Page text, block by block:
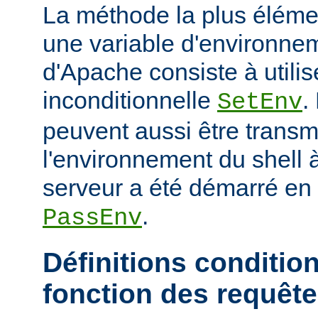
La méthode la plus
une variable
d'Apache consiste à
inconditionnelle SetEnv.
peuvent aussi être
l'environnement du shell
serveur a été démarré
PassEnv.
Définitions
fonction des